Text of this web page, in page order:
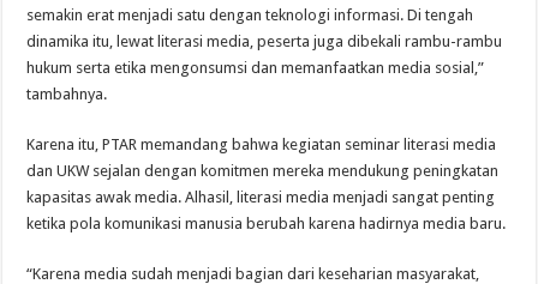
semakin erat menjadi satu dengan teknologi informasi. Di tengah
dinamika itu, lewat literasi media, peserta juga dibekali rambu-rambu
hukum serta etika mengonsumsi dan memanfaatkan media sosial,”
tambahnya.
Karena itu, PTAR memandang bahwa kegiatan seminar literasi media
dan UKW sejalan dengan komitmen mereka mendukung peningkatan
kapasitas awak media. Alhasil, literasi media menjadi sangat penting
ketika pola komunikasi manusia berubah karena hadirnya media baru.
“Karena media sudah menjadi bagian dari keseharian masyarakat,